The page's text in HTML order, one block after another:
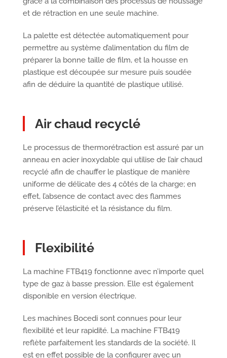
et de rétraction en une seule machine.
La palette est détectée automatiquement pour
permettre au système d’alimentation du film de
préparer la bonne taille de film, et la housse en
plastique est découpée sur mesure puis soudée
afin de déduire la quantité de plastique utilisé.
Air chaud recyclé
Le processus de thermorétraction est assuré par un
anneau en acier inoxydable qui utilise de l’air chaud
recyclé afin de chauffer le plastique de manière
uniforme de délicate des 4 côtés de la charge; en
effet, l’absence de contact avec des flammes
préserve l’élasticité et la résistance du film.
Flexibilité
La machine FTB419 fonctionne avec n’importe quel
type de gaz à basse pression. Elle est également
disponible en version électrique.
Les machines Bocedi sont connues pour leur
flexibilité et leur rapidité. La machine FTB419
reflète parfaitement les standards de la société. Il
est en effet possible de la configurer avec un